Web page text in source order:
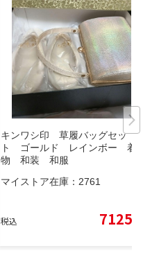
キンワシ印 草履バッグセッ
ト ゴールド レインボー 着
物 和装 和服
マイストア在庫： 2761
税込 7125